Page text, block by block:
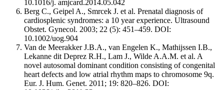
10.1016/j. amjcard.2014.05.042
Berg C., Geipel A., Smrcek J. et al. Prenatal diagnosis of
cardiosplenic syndromes: a 10 year experience. Ultrasound
Obstet. Gynecol. 2003; 22 (5): 451–459. DOI:
10.1002/uog.904
Van de Meerakker J.B.A., van Engelen K., Mathijssen I.B.,
Lekanne dit Deprez R.H., Lam J., Wilde A.A.M. et al. A
novel autosomal dominant condition consisting of congenital
heart defects and low atrial rhythm maps to chromosome 9q.
Eur. J. Hum. Genet. 2011; 19: 820–826. DOI: